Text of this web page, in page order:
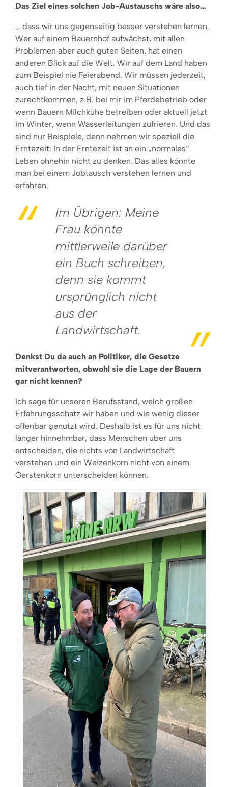
Das Ziel eines solchen Job-Austauschs wäre also…
… dass wir uns gegenseitig besser verstehen lernen.
Wer auf einem Bauernhof aufwächst, mit allen
Problemen aber auch guten Seiten, hat einen
anderen Blick auf die Welt. Wir auf dem Land haben
zum Beispiel nie Feierabend. Wir müssen jederzeit,
auch tief in der Nacht, mit neuen Situationen
zurechtkommen, z.B. bei mir im Pferdebetrieb oder
wenn Bauern Milchkühe betreiben oder aktuell jetzt
im Winter, wenn Wasserleitungen zufrieren. Und das
sind nur Beispiele, denn nehmen wir speziell die
Erntezeit: In der Erntezeit ist an ein „normales“
Leben ohnehin nicht zu denken. Das alles könnte
man bei einem Jobtausch verstehen lernen und
erfahren.
Im Übrigen: Meine
Frau könnte
mittlerweile darüber
ein Buch schreiben,
denn sie kommt
ursprünglich nicht
aus der
Landwirtschaft.
Denkst Du da auch an Politiker, die Gesetze
mitverantworten, obwohl sie die Lage der Bauern
gar nicht kennen?
Ich sage für unseren Berufsstand, welch großen
Erfahrungsschatz wir haben und wie wenig dieser
offenbar genutzt wird. Deshalb ist es für uns nicht
länger hinnehmbar, dass Menschen über uns
entscheiden, die nichts von Landwirtschaft
verstehen und ein Weizenkorn nicht von einem
Gerstenkorn unterscheiden können.